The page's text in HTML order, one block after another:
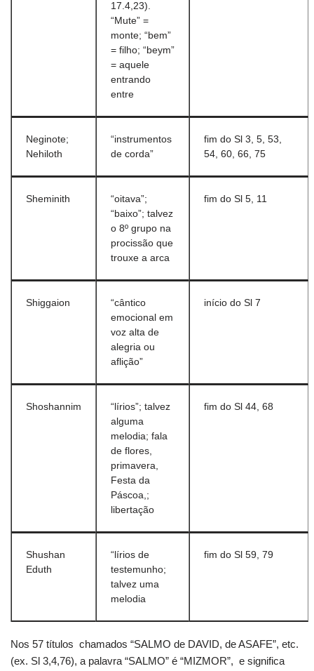
17.4,23).
“Mute” =
monte; “bem”
= filho; “beym”
= aquele
entrando
entre
Neginote;
Nehiloth
“instrumentos
de corda”
fim do Sl 3, 5, 53,
54, 60, 66, 75
Sheminith
“oitava”;
“baixo”; talvez
o 8º grupo na
procissão que
trouxe a arca
fim do Sl 5, 11
Shiggaion
“cântico
emocional em
voz alta de
alegria ou
aflição”
início do Sl 7
Shoshannim
“lírios”; talvez
alguma
melodia; fala
de flores,
primavera,
Festa da
Páscoa,;
libertação
fim do Sl 44, 68
Shushan
Eduth
“lírios de
testemunho;
talvez uma
melodia
fim do Sl 59, 79
Nos 57 títulos chamados “SALMO de DAVID, de ASAFE”, etc.
(ex. Sl 3,4,76), a palavra “SALMO” é “MIZMOR”, e significa